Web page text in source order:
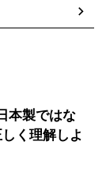
本製ではな
く理解しよ